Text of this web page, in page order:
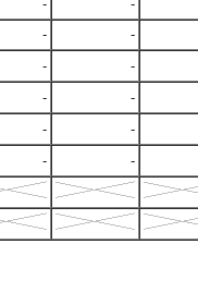
- -
- -
- -
- -
- -